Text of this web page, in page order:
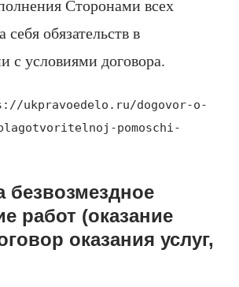
Сторонами всех
обязательств в
с условиями договора.
ukpravoedelo.ru/dogovor-o-
blagotvoritelnoj-pomoschi-
безвозмездное
работ (оказание
оказания услуг,